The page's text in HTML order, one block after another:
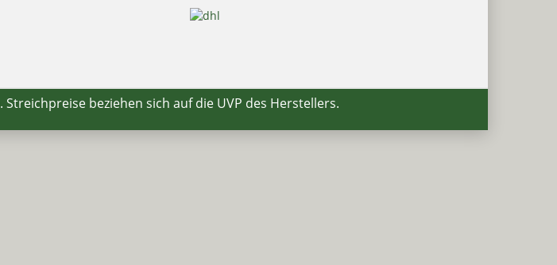
. Streichpreise beziehen sich auf die UVP des Herstellers.